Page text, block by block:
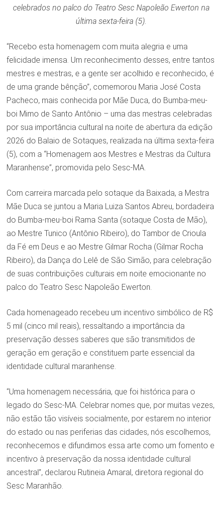
celebrados no palco do Teatro Sesc Napoleão Ewerton na
última sexta-feira (5).
“Recebo esta homenagem com muita alegria e uma
felicidade imensa. Um reconhecimento desses, entre tantos
mestres e mestras, e a gente ser acolhido e reconhecido, é
de uma grande bênção”, comemorou Maria José Costa
Pacheco, mais conhecida por Mãe Duca, do Bumba-meu-
boi Mimo de Santo Antônio – uma das mestras celebradas
por sua importância cultural na noite de abertura da edição
2026 do Balaio de Sotaques, realizada na última sexta-feira
(5), com a “Homenagem aos Mestres e Mestras da Cultura
Maranhense”, promovida pelo Sesc-MA.
Com carreira marcada pelo sotaque da Baixada, a Mestra
Mãe Duca se juntou a Maria Luiza Santos Abreu, bordadeira
do Bumba-meu-boi Rama Santa (sotaque Costa de Mão),
ao Mestre Tunico (Antônio Ribeiro), do Tambor de Crioula
da Fé em Deus e ao Mestre Gilmar Rocha (Gilmar Rocha
Ribeiro), da Dança do Lelê de São Simão, para celebração
de suas contribuições culturais em noite emocionante no
palco do Teatro Sesc Napoleão Ewerton.
Cada homenageado recebeu um incentivo simbólico de R$
5 mil (cinco mil reais), ressaltando a importância da
preservação desses saberes que são transmitidos de
geração em geração e constituem parte essencial da
identidade cultural maranhense.
“Uma homenagem necessária, que foi histórica para o
legado do Sesc-MA. Celebrar nomes que, por muitas vezes,
não estão tão visíveis socialmente, por estarem no interior
do estado ou nas periferias das cidades, nós escolhemos,
reconhecemos e difundimos essa arte como um fomento e
incentivo à preservação da nossa identidade cultural
ancestral”, declarou Rutineia Amaral, diretora regional do
Sesc Maranhão.